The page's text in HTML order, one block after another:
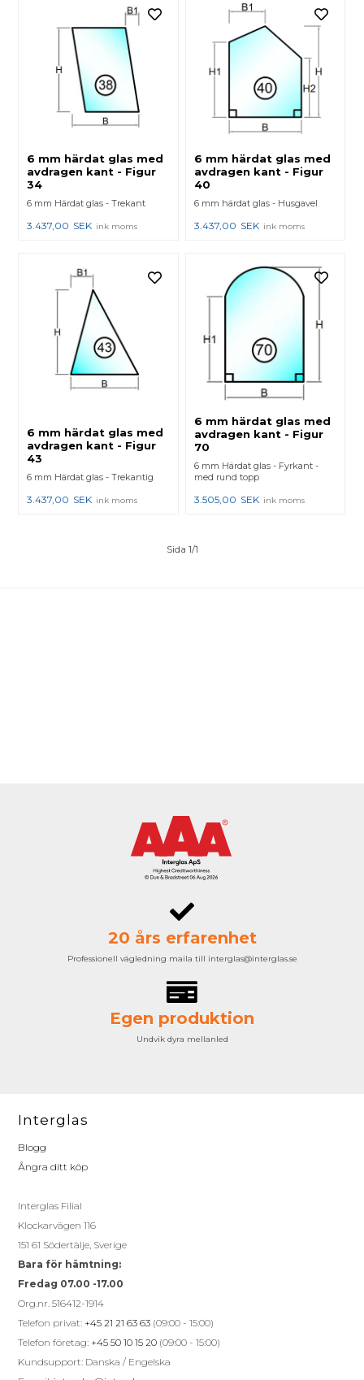
6 mm härdat glas med
avdragen kant - Figur
34
6 mm Härdat glas - Trekant
3.437,00 SEK ink moms
6 mm härdat glas med
avdragen kant - Figur
40
6 mm härdat glas - Husgavel
3.437,00 SEK ink moms
6 mm härdat glas med
avdragen kant - Figur
43
6 mm Härdat glas - Trekantig
3.437,00 SEK ink moms
6 mm härdat glas med
avdragen kant - Figur
70
6 mm Härdat glas - Fyrkant -
med rund topp
3.505,00 SEK ink moms
Sida 1/1
20 års erfarenhet
Professionell vägledning maila till interglas@interglas.se
Egen produktion
Undvik dyra mellanled
Interglas
Blogg
Ångra ditt köp
Interglas Filial
Klockarvägen 116
151 61 Södertälje, Sverige
Bara för hämtning:
Fredag 07.00 -17.00
Org.nr. 516412-1914
Telefon privat: +45 21 21 63 63 (09:00 - 15:00)
Telefon företag: +45 50 10 15 20 (09:00 - 15:00)
Kundsupport: Danska / Engelska